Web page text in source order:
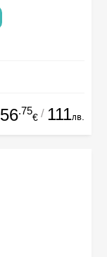
56.75
€ / 111лв.